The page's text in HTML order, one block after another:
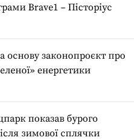
Brave1 – Пісторіус
основу законопроєкт про
енергетики
показав бурого
зимової сплячки